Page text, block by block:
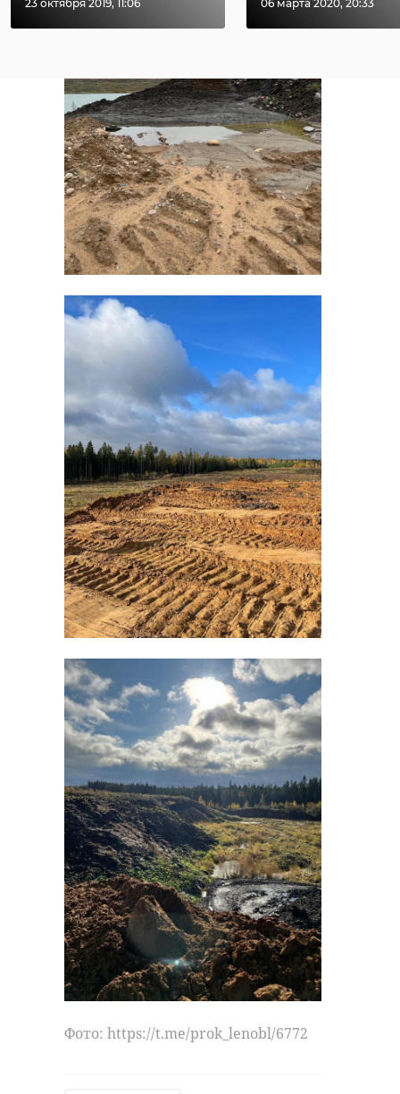
23 октября 2019, 11:06 06 марта 2020, 20:33
Фото: https://t.me/prok_lenobl/6772